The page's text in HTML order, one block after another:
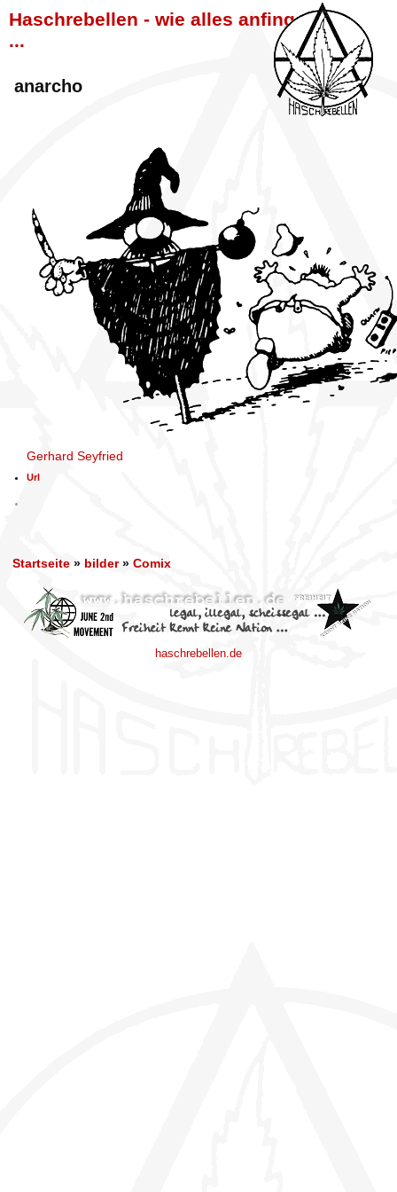
Haschrebellen - wie alles anfing
...
anarcho
Gerhard Seyfried
Url
Startseite » bilder» Comix
haschrebellen.de